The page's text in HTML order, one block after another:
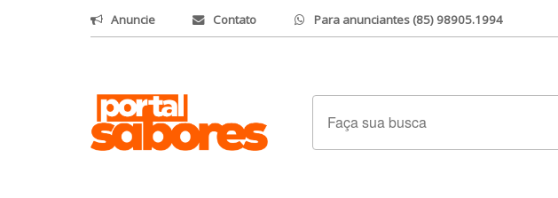
Anuncie Contato Para anunciantes (85) 98905.1994